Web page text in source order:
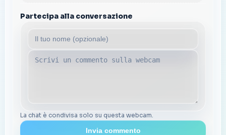
Partecipa alla conversazione
La chat è condivisa solo su questa webcam.
Invia commento